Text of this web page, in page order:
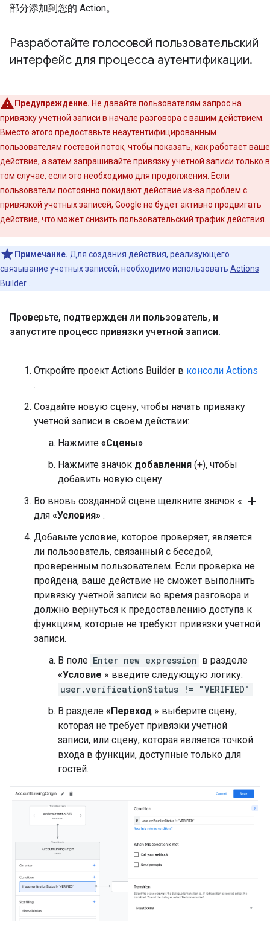
部分添加到您的 Action。
Разработайте голосовой пользовательский
интерфейс для процесса аутентификации.
Предупреждение. Не давайте пользователям запрос на
привязку учетной записи в начале разговора с вашим действием.
Вместо этого предоставьте неаутентифицированным
пользователям гостевой поток, чтобы показать, как работает ваше
действие, а затем запрашивайте привязку учетной записи только в
том случае, если это необходимо для продолжения. Если
пользователи постоянно покидают действие из-за проблем с
привязкой учетных записей, Google не будет активно продвигать
действие, что может снизить пользовательский трафик действия.
Примечание. Для создания действия, реализующего
связывание учетных записей, необходимо использовать Actions
Builder
Проверьте, подтвержден ли пользователь, и
запустите процесс привязки учетной записи.
Откройте проект Actions Builder в консоли Actions
.
Создайте новую сцену, чтобы начать привязку
учетной записи в своем действии:
Нажмите «Сцены» .
Нажмите значок добавления (+), чтобы
добавить новую сцену.
Во вновь созданной сцене щелкните значок « add
для «Условия» .
Добавьте условие, которое проверяет, является
ли пользователь, связанный с беседой,
проверенным пользователем. Если проверка не
пройдена, ваше действие не сможет выполнить
привязку учетной записи во время разговора и
должно вернуться к предоставлению доступа к
функциям, которые не требуют привязки учетной
записи.
В поле Enter new expression в разделе
«Условие » введите следующую логику:
user.verificationStatus != "VERIFIED"
В разделе «Переход » выберите сцену,
которая не требует привязки учетной
записи, или сцену, которая является точкой
входа в функции, доступные только для
гостей.